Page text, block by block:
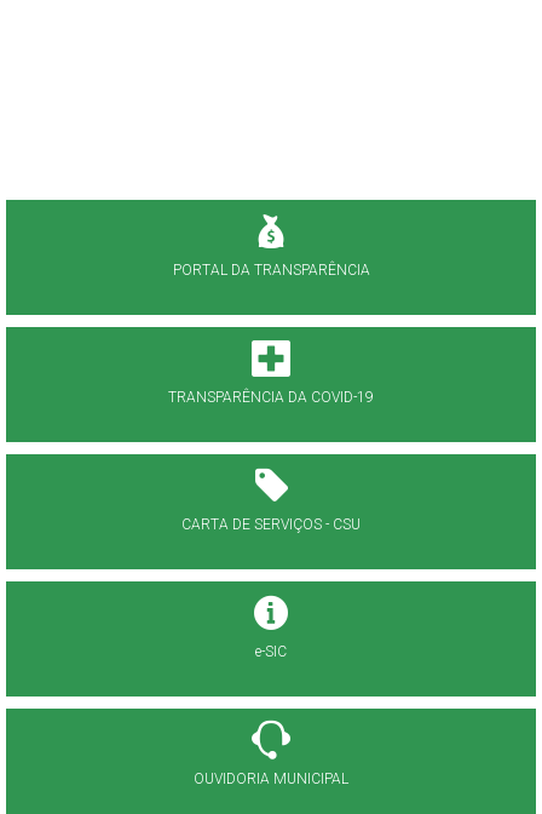
PORTAL DA TRANSPARÊNCIA
TRANSPARÊNCIA DA COVID-19
CARTA DE SERVIÇOS - CSU
e-SIC
OUVIDORIA MUNICIPAL